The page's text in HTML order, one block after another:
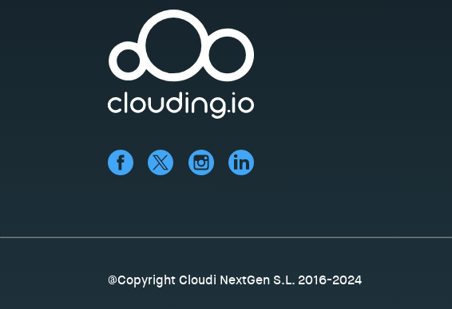
@Copyright Cloudi NextGen S.L. 2016-2024